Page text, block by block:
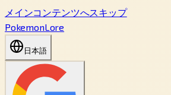
メインコンテンツへスキップ
PokemonLore
日本語